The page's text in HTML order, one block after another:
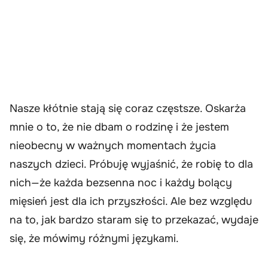
Nasze kłótnie stają się coraz częstsze. Oskarża
mnie o to, że nie dbam o rodzinę i że jestem
nieobecny w ważnych momentach życia
naszych dzieci. Próbuję wyjaśnić, że robię to dla
nich—że każda bezsenna noc i każdy bolący
mięsień jest dla ich przyszłości. Ale bez względu
na to, jak bardzo staram się to przekazać, wydaje
się, że mówimy różnymi językami.